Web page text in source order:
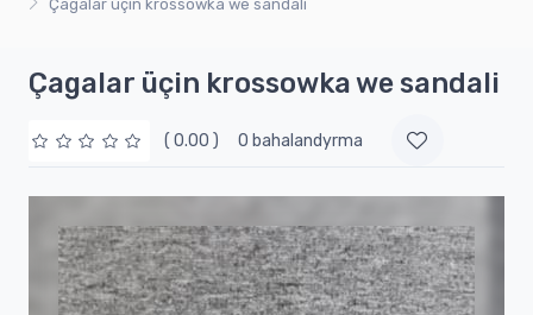
Çagalar üçin krossowka we sandali
Çagalar üçin krossowka we sandali
( 0.00 ) 0 bahalandyrma